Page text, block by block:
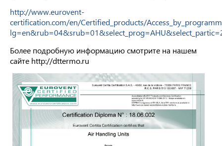
http://www.eurovent-
certification.com/en/Certified_products/
Более подробную информацию смотрите на нашем
сайте http://dttermo.ru